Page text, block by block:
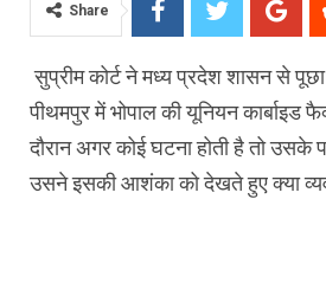
Share
सुप्रीम कोर्ट ने मध्य प्रदेश शासन से
पीथमपुर में भोपाल की यूनियन कार्बाइड
दौरान अगर कोई घटना होती है तो उसके
उसने इसकी आशंका को देखते हुए क्या